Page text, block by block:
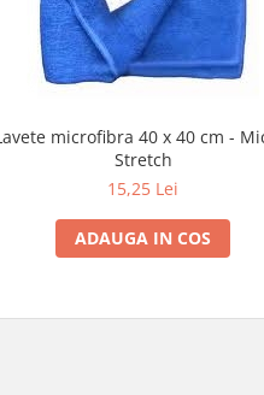
microfibra 40 x 40 cm -
Stretch
15,25 Lei
ADAUGA IN COS